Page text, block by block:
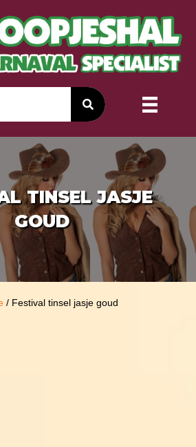
TINSEL JASJE
GOUD
/ Festival tinsel jasje goud